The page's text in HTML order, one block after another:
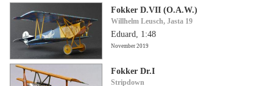
Fokker D.VII (O.A.W.)
Willhelm Leusch, Jasta 19
Eduard, 1:48
November 2019
Fokker Dr.I
Stripdown